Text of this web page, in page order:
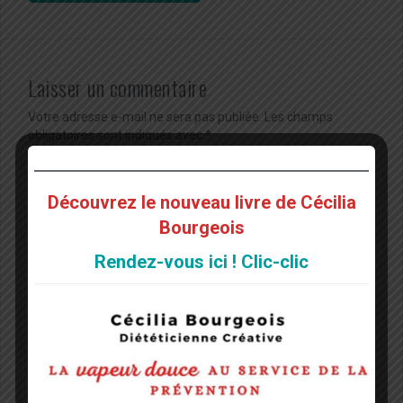
Laisser un commentaire
Votre adresse e-mail ne sera pas publiée.
Les champs
obligatoires sont indiqués avec*
Découvrez le nouveau livre de Cécilia
Bourgeois
Rendez-vous ici ! Clic-clic